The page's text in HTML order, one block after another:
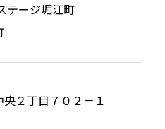
テージ堀江町
２丁目７０２－１